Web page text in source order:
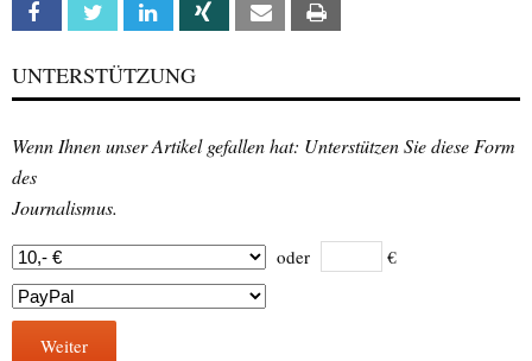
Facebook Twitter Linkedin Xing Email
UNTERSTÜTZUNG
Wenn Ihnen unser Artikel gefallen hat: Unterstützen Sie diese Form
des
Journalismus.
oder €
Weiter